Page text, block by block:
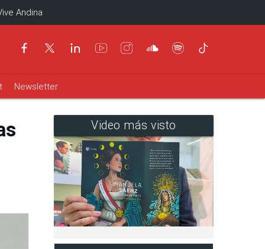
Andina
Newsletter
Video más visto